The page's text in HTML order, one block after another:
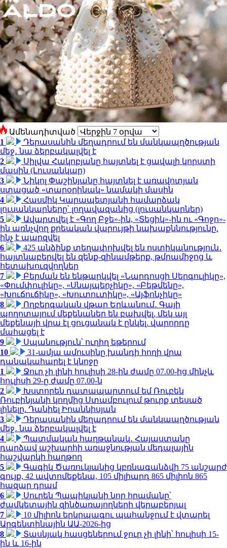
Ամենադիտված
1
Դերասանին մեղադրում են մանկապղծության
մեջ․ նա ձերբակալվել է
2
Սիլվա Հակոբյանը հայտնել է ցավալի կորստի
մասին (Լուսանկար)
3
Նիկոլ Փաշինյանը հայտնել է առավոտյան
ստացած «տարօրինակ» նամակի մասին
4
Հասմիկ Կարապետյանի համարձակ
լուսանկարները՝ լողավազանից (լուսանկարներ)
5
Ավարտվել է «Գող Բջե»-ին, «Տեցիկ»-ին ու «Գոջո»-
ին առնչվող քրեական վարույթի նախաքննությունը.
ինչ է պարզվել
6
425 անձինք տեղափոխվել են ոստիկանություն․
հայտնաբերվել են զենք-զինամթերք, թմրամիջոց և
հետախուզվողներ
7
Բերման են ենթարկվել «Նարդոսցի Սերգուլիկը»,
«Փումփուլիկը», «Սնայպերչիկը», «Բեթմենը»,
«Խուճուճիկը», «Խուտուտիկը», «Այֆոնչիկը»
8
Ողբերգական վթար Երևանում․ Գայի
պողոտայում մեքենաներ են բախվել, մեկ այլ
մեքենայի վրա էլ ցուցանակ է ընկել. վարորդը
մահացել է
9
Սպանություն՝ ուղիղ եթերում
10
31-ամյա ամուսինը խանդի հողի վրա
դանակահարել է կնոջը
1
Ջուր չի լինի հուլիսի 28-ին ժամը 07.00-ից մինչև
հուլիսի 29-ը ժամը 07.00-ն
2
Խստորեն դատապարտում եմ Ռուբեն
Ռուբինյանի կողմից Ստամբուլում թուրք տեսած
լինելը. Դանիել Իոաննիսյան
3
Դերասանին մեղադրում են մանկապղծության
մեջ․ նա ձերբակալվել է
4
Պատմական հաղթանակ․ Հայաստանը
դարձավ աշխարհի առաջնության մեդալային
հաշվարկի հաղթող
5
Գագիկ Ծառուկյանից կբռնագանձվի 75 անշարժ
գույք, 42 ավտոմեքենա, 105 միլիարդ 865 միլիոն 865
հազար դրամ
6
Սուրեն Պապիկյանի նոր հրամանը՝
ժամկետային զինծառայողների վերաբերյալ
7
10 միլիոն երկրպագու պահանջում է վտարել
Արգենտինային ԱԱ-2026-ից
8
Տասնյակ հասցեներում ջուր չի լինի՝ հուլիսի 15-
ին և 16-ին